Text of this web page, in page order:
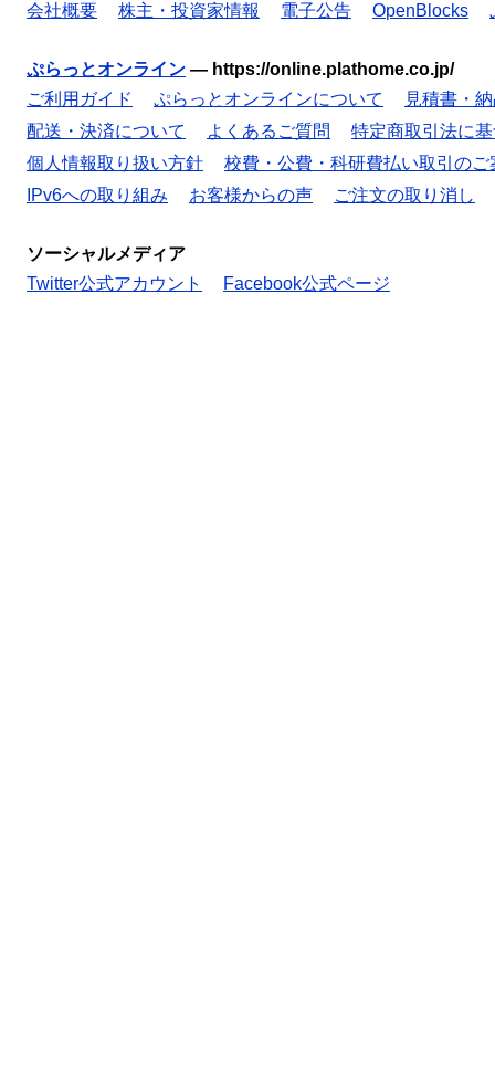
会社概要 株主・投資家情報 電子公告 OpenBlocks
ぷらっとオンライン — https://online.plathome.co.jp/
ご利用ガイド
ぷらっとオンラインについて
見積書・
配送・決済について
よくあるご質問
特定商取引法に
個人情報取り扱い方針
校費・公費・科研費払い取引のご
IPv6への取り組み
お客様からの声 ご注文の取り消し
ソーシャルメディア
Twitter公式アカウント
Facebook公式ページ